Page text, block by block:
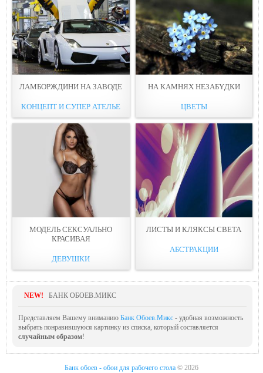
ЛАМБОРЖДИНИ НА ЗАВОДЕ
КОНЦЕПТ И СУПЕР АТЕЛЬЕ
НА КАМНЯХ НЕЗАБYДКИ
ЦВЕТЫ
МОДEЛЬ СЕКСУАЛЬНО
КРАСИВАЯ
ДЕВУШКИ
ЛИСТЫ И КЛЯКСЫ СВЕТА
АБСТРАКЦИИ
NEW! БАНК ОБОЕВ.МИКС
Представляем Вашему вниманию Банк Обоев.Микс - удобная возможность
выбрать понравившуюся картинку из списка, который составляется
случайным образом!
Банк обоев - обои для рабочего стола © 2026